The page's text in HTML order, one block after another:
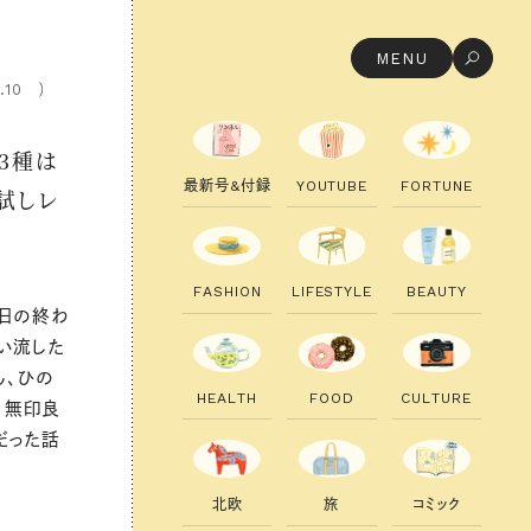
MENU
種は
しレ
の終わ
流した
ひの
無印良
った話
最新号&付録 YO UTU B E FO RTU N E
FAS H I O N LI FESTYLE B EAUTY
H EALTH FO O D CU LTU RE
北欧 旅 コ ミ ック